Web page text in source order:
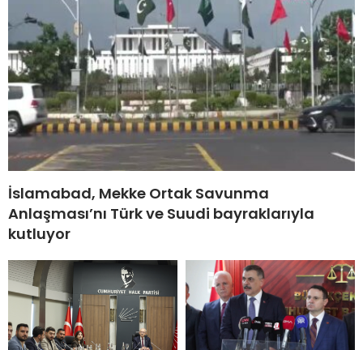
İslamabad, Mekke Ortak Savunma
Anlaşması’nı Türk ve Suudi bayraklarıyla
kutluyor